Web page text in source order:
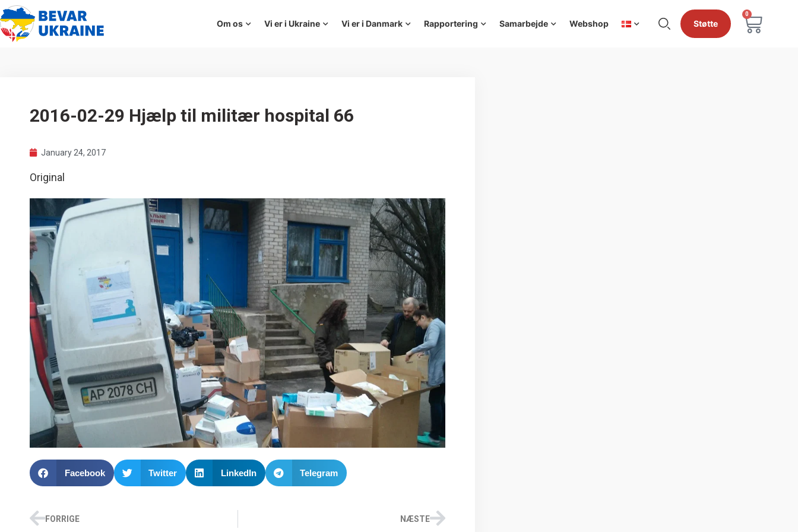
Om os Vi er i Ukraine Vi er i Danmark Rapportering Samarbejde Webshop Støtte
0
2016-02-29 Hjælp til militær hospital 66
January 24, 2017
Original
Facebook Twitter LinkedIn Telegram
FORRIGE NÆSTE